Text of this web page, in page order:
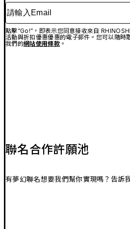
請輸入Email
點擊“Go!”，即表示您同意接收來自
活動與折扣優惠優惠的電子郵件。您可以隨時
我們的網站使用條款。
聯名合作許願池
有夢幻聯名想要我們幫你實現嗎？告訴